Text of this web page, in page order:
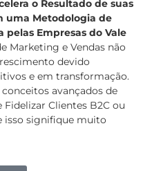
o Resultado de suas
uma Metodologia de
pelas Empresas do Vale
Marketing e Vendas não
devido
e em transformação.
avançados de
Clientes B2C ou
isso signifique muito